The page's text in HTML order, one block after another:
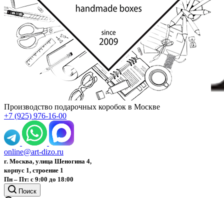
Производство подарочных коробок в Москве
+7 (925) 976-16-00
online@art-dizo.ru
г. Москва, улица Шеногина 4,
корпус 1, строение 1
Пн – Пт: с 9:00 до 18:00
Поиск